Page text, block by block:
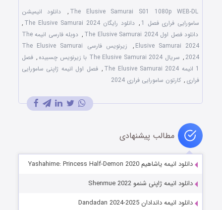
The Elusive Samurai S01 1080p WEB-DL
,
دانلود انیمیشن
سامورایی فراری فصل 1
, دانلود رایگان The Elusive Samurai 2024
,
دانلود فصل اول The Elusive Samurai 2024
,
دوبله فارسی انیمه The
Elusive Samurai 2024
,
زیرنویس فارسی The Elusive Samurai
2024
, سریال The Elusive Samurai 2024 با زیرنویس چسبیده , فصل
1 انیمه The Elusive Samurai 2024
, فصل اول انیمه ژاپنی سامورایی
فراری , کارتون سامورایی فراری 2024
مطالب پیشنهادی
دانلود انیمه یاشاهیم Yashahime: Princess Half-Demon 2020
دانلود انیمه ژاپنی شنمو Shenmue 2022
دانلود انیمه داندادان Dandadan 2024-2025